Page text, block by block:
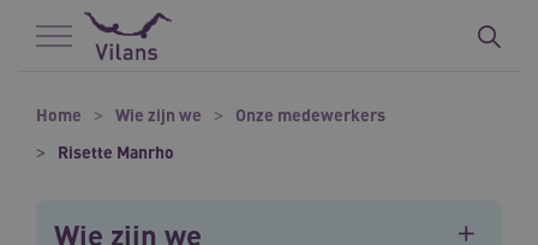
Naar hoofdinhoud
Naar footer
Home Wie zijn we
Onze medewerkers
Risette Manrho
Wie zijn we